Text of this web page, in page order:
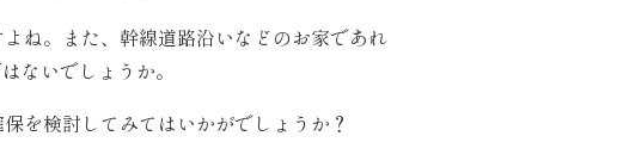
ね。また、幹線道路沿いなどのお家であれ
ないでしょうか。
を検討してみてはいかがでしょうか？